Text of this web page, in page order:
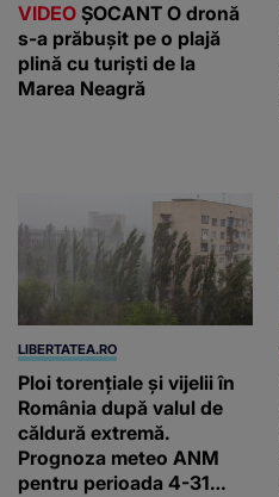
VIDEO ŞOCANT O dronă
s-a prăbuşit pe o plajă
plină cu turişti de la
Marea Neagră
LIBERTATEA.RO
Ploi torențiale și vijelii în
România după valul de
căldură extremă.
Prognoza meteo ANM
pentru perioada 4-31